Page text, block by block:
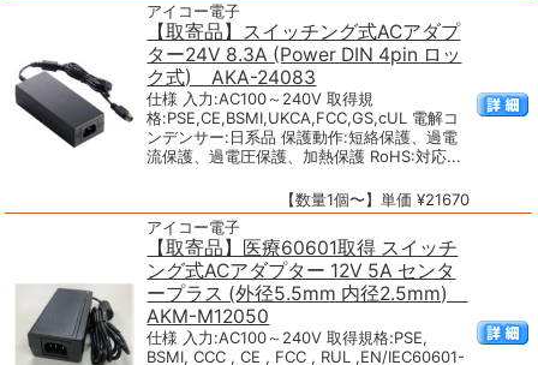
アイコー電子
【取寄品】スイッチング式ACアダプ
ター24V 8.3A (Power DIN 4pin ロッ
ク式) AKA-24083
仕様 入力:AC100～240V 取得規
格:PSE,CE,BSMI,UKCA,FCC,GS,cUL 電解コ
ンデンサー:日系品 保護動作:短絡保護、過電
流保護、過電圧保護、加熱保護 RoHS:対応...
【数量1個〜】単価 ¥21670
アイコー電子
【取寄品】医療60601取得 スイッチ
ング式ACアダプター 12V 5A センタ
ープラス (外径5.5mm 内径2.5mm)
AKM-M12050
仕様 入力:AC100～240V 取得規格:PSE,
BSMI, CCC , CE , FCC , RUL ,EN/IEC60601-